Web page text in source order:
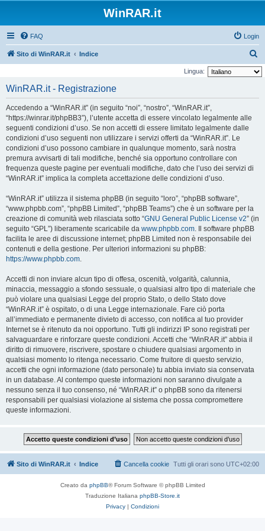
WinRAR.it
FAQ Login
Sito di WinRAR.it Indice
e
Lingua:
WinRAR.it - Registrazione
Accedendo a “WinRAR.it” (in seguito “noi”, “nostro”, “WinRAR.it”,
“https://winrar.it/phpBB3”), l’utente accetta di essere vincolato legalmente alle
seguenti condizioni d’uso. Se non accetti di essere limitato legalmente dalle
condizioni d’uso seguenti non utilizzare i servizi offerti da “WinRAR.it”. Le
condizioni d’uso possono cambiare in qualunque momento, sarà nostra
premura avvisarti di tali modifiche, benché sia opportuno controllare con
frequenza queste pagine per eventuali modifiche, dato che l’uso dei servizi di
“WinRAR.it” implica la completa accettazione delle condizioni d’uso.
“WinRAR.it” utilizza il sistema phpBB (in seguito “loro”, “phpBB software”,
“www.phpbb.com”, “phpBB Limited”, “phpBB Teams”) che è un software per la
creazione di comunità web rilasciata sotto “GNU General Public License v2” (in
seguito “GPL”) liberamente scaricabile da www.phpbb.com. Il software phpBB
facilita le aree di discussione internet; phpBB Limited non è responsabile dei
contenuti e della gestione. Per ulteriori informazioni su phpBB:
https://www.phpbb.com.
Accetti di non inviare alcun tipo di offesa, oscenità, volgarità, calunnia,
minaccia, messaggio a sfondo sessuale, o qualsiasi altro tipo di materiale che
può violare una qualsiasi Legge del proprio Stato, o dello Stato dove
“WinRAR.it” è ospitato, o di una Legge internazionale. Fare ciò porta
all’immediato e permanente divieto di accesso, con notifica al tuo provider
Internet se è ritenuto da noi opportuno. Tutti gli indirizzi IP sono registrati per
salvaguardare e rinforzare queste condizioni. Accetti che “WinRAR.it” abbia il
diritto di rimuovere, riscrivere, spostare o chiudere qualsiasi argomento in
qualsiasi momento lo ritenga necessario. Come fruitore di questo servizio,
accetti che ogni informazione (dato personale) tu abbia inviato sia conservata
in un database. Al contempo queste informazioni non saranno divulgate a
nessuno senza il tuo consenso, né “WinRAR.it” o phpBB sono da ritenersi
responsabili per qualsiasi violazione al sistema che possa compromettere
queste informazioni.
Sito di WinRAR.it Indice Tutti gli orari sono UTC+02:00
Cancella cookie
Creato da phpBB® Forum Software © phpBB Limited
Traduzione Italiana phpBB-Store.it
Privacy | Condizioni